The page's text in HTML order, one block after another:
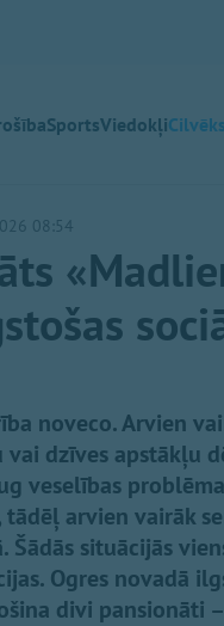
SportsViedokļi
08:54
noveco. Arvien
vai dzīves apstākļu
veselības
tādēļ arvien vairāk
Šādās situācijās
Ogres novadā
divi pansionāti